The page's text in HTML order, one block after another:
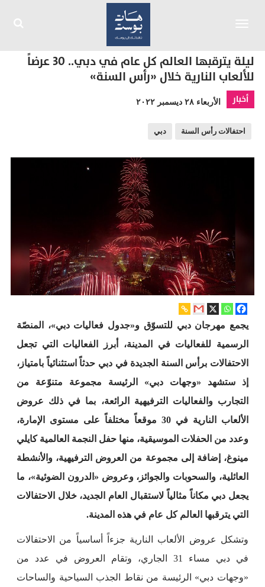
ليلة يترقبها العالم كل عام في دبي.. 30 عرضاً
للألعاب النارية خلال «رأس السنة»
أخبار الأربعاء ٢٨ ديسمبر ٢٠٢٢
احتفالات رأس السنة دبي
يجمع مهرجان دبي للتسوّق و«جدول فعاليات دبي»، المنصّة
الرسمية للفعاليات في المدينة، أبرز الفعاليات التي تجعل
الاحتفالات برأس السنة الجديدة في دبي حدثاً استثنائياً بامتياز،
إذ ستشهد «وجهات دبي» الرئيسة مجموعة متنوّعة من
التجارب والفعاليات الترفيهية الرائعة، بما في ذلك عروض
الألعاب النارية في 30 موقعاً مختلفاً على مستوى الإمارة،
وعدد من الحفلات الموسيقية، منها حفل النجمة العالمية كايلي
مينوغ، إضافة إلى مجموعة من العروض الترفيهية، والأنشطة
العائلية، والسحوبات والجوائز، وعروض «الدرون الضوئية»، ما
يجعل دبي مكاناً مثالياً لاستقبال العام الجديد، خلال الاحتفالات
التي يترقبها العالم كل عام في هذه المدينة.
وتشكل عروض الألعاب النارية جزءاً أساسياً من الاحتفالات
في دبي مساء 31 الجاري، وتقام العروض في عدد من
«وجهات دبي» الرئيسة من نقاط الجذب السياحية والساحات